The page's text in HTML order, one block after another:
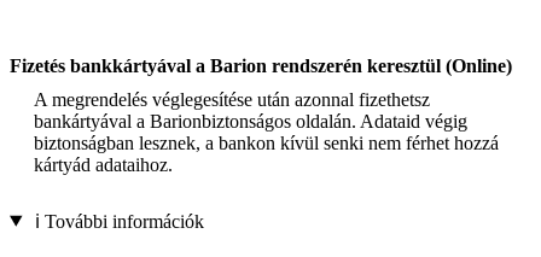
Fizetés bankkártyával a Barion rendszerén keresztül (Online)
A megrendelés véglegesítése után azonnal fizethetsz
bankártyával a Barionbiztonságos oldalán. Adataid végig
biztonságban lesznek, a bankon kívül senki nem férhet hozzá
kártyád adataihoz.
ℹ️ További információk